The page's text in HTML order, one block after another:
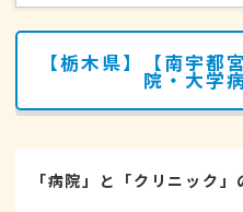
【栃木県】【南宇都
院・大学
「病院」と「クリニック